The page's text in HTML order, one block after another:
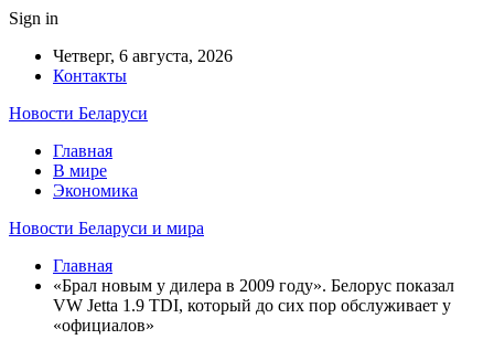
Sign in
Четверг, 6 августа, 2026
Контакты
Новости Беларуси
Главная
В мире
Экономика
Новости Беларуси и мира
Главная
«Брал новым у дилера в 2009 году». Белорус показал
VW Jetta 1.9 TDI, который до сих пор обслуживает у
«официалов»